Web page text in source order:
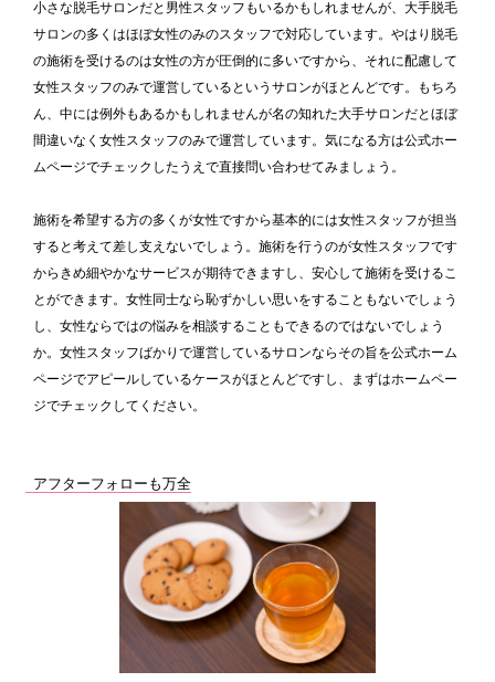
小さな脱毛サロンだと男性スタッフもいるかもしれませんが、大手脱毛
サロンの多くはほぼ女性のみのスタッフで対応しています。やはり脱毛
の施術を受けるのは女性の方が圧倒的に多いですから、それに配慮して
女性スタッフのみで運営しているというサロンがほとんどです。もちろ
ん、中には例外もあるかもしれませんが名の知れた大手サロンだとほぼ
間違いなく女性スタッフのみで運営しています。気になる方は公式ホー
ムページでチェックしたうえで直接問い合わせてみましょう。
施術を希望する方の多くが女性ですから基本的には女性スタッフが担当
すると考えて差し支えないでしょう。施術を行うのが女性スタッフです
からきめ細やかなサービスが期待できますし、安心して施術を受けるこ
とができます。女性同士なら恥ずかしい思いをすることもないでしょう
し、女性ならではの悩みを相談することもできるのではないでしょう
か。女性スタッフばかりで運営しているサロンならその旨を公式ホーム
ページでアピールしているケースがほとんどですし、まずはホームペー
ジでチェックしてください。
アフターフォローも万全